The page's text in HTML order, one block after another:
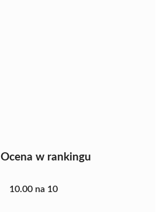
Ocena w rankingu
10.00 na 10